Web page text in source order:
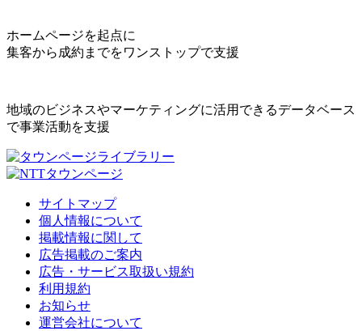
ホームページを起点に
集客から成約までをワンストップで支援
地域のビジネスやマーケティングに活用できるデータベース
で事業活動を支援
サイトマップ
個人情報について
掲載情報に関して
広告掲載のご案内
広告・サービス取扱い規約
利用規約
お知らせ
運営会社について